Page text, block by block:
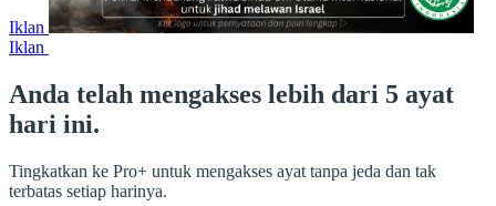
Iklan
Iklan
Anda telah mengakses lebih dari 5 ayat
hari ini.
Tingkatkan ke Pro+ untuk mengakses ayat tanpa jeda dan tak
terbatas setiap harinya.